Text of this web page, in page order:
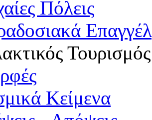
Πόλεις
Τουρισμός
Κείμενα